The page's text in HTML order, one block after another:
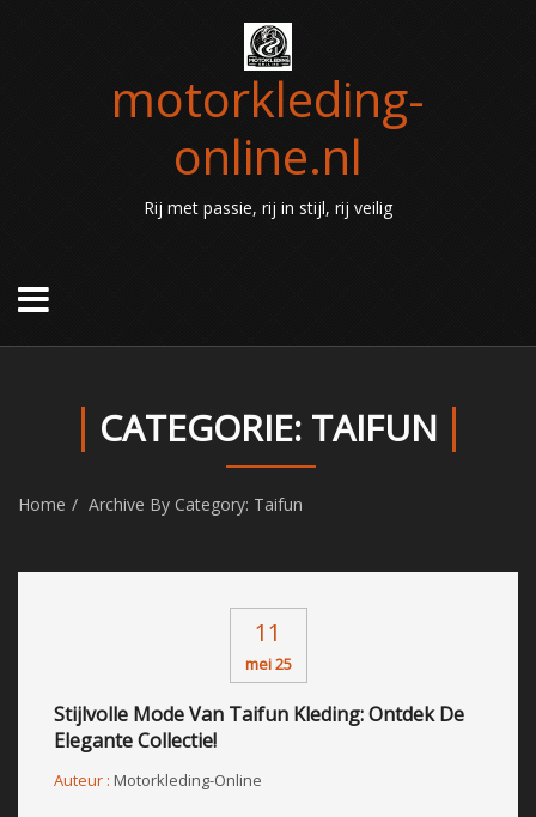
motorkleding-
online.nl
Rij met passie, rij in stijl, rij veilig
CATEGORIE: TAIFUN
Home Archive By Category: Taifun
11
mei 25
Stijlvolle Mode Van Taifun Kleding: Ontdek De
Elegante Collectie!
Auteur : Motorkleding-Online